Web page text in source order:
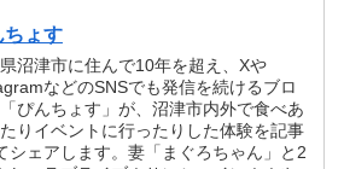
ちょす
沼津市に住んで10年を超え、Xや
などのSNSでも発信を続けるブロ
ぴんちょす」が、沼津市内外で食べあ
りイベントに行ったりした体験を記事
シェアします。妻「まぐろちゃん」と2